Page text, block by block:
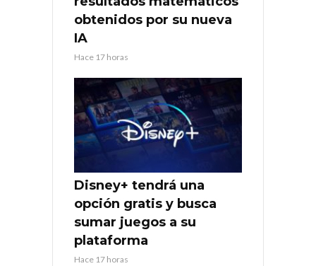
obtenidos por su nueva
IA
Hace 17 horas
Disney+ tendrá una
opción gratis y busca
sumar juegos a su
plataforma
Hace 17 horas